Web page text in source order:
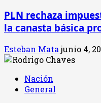
PLN rechaza
la canasta básica
Esteban Matajunio 4,
Nación
General